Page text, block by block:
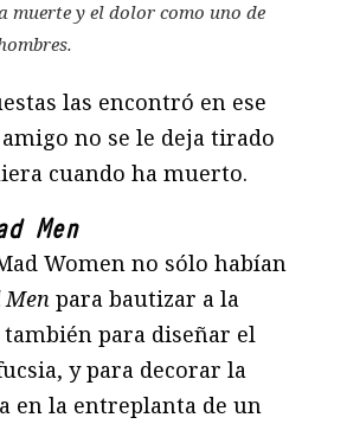
muerte y el dolor como uno de
las encontró en ese
no se le deja tirado
cuando ha muerto.
Men
Women no sólo habían
Men para bautizar a la
para diseñar el
y para decorar la
en la entreplanta de un